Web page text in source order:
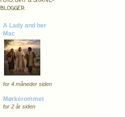
BLOGGER
A Lady and her
Mac
for 4 måneder siden
Mørkerommet
for 2 år siden